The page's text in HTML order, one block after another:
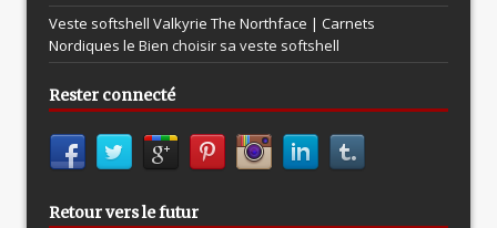
Veste softshell Valkyrie The Northface | Carnets
Nordiques le Bien choisir sa veste softshell
Rester connecté
Retour vers le futur